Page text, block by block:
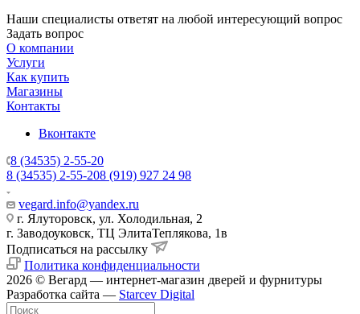
Наши специалисты ответят на любой интересующий вопрос
Задать вопрос
О компании
Услуги
Как купить
Магазины
Контакты
Вконтакте
8 (34535) 2-55-20
8 (34535) 2-55-208 (919) 927 24 98
vegard.info@yandex.ru
г. Ялуторовск, ул. Холодильная, 2
г. Заводоуковск, ​ТЦ Элита​Теплякова, 1в
Подписаться на рассылку
Политика конфиденциальности
2026 © Вегард — интернет-магазин дверей и фурнитуры
Разработка сайта — Starcev Digital